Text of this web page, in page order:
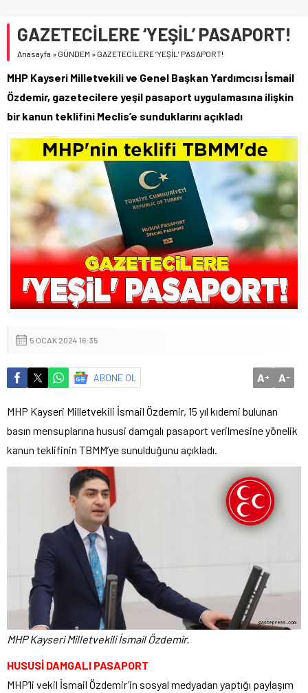
GAZETECİLERE ‘YEŞİL’ PASAPORT!
Anasayfa » GÜNDEM » GAZETECİLERE ‘YEŞİL’ PASAPORT!
MHP Kayseri Milletvekili ve Genel Başkan Yardımcısı İsmail
Özdemir, gazetecilere yeşil pasaport uygulamasına ilişkin
bir kanun teklifini Meclis’e sunduklarını açıkladı
5 OCAK 2024 16:35
ABONE OL A+ A-
MHP Kayseri Milletvekili İsmail Özdemir, 15 yıl kıdemi bulunan
basın mensuplarına hususi damgalı pasaport verilmesine yönelik
kanun teklifinin TBMM’ye sunulduğunu açıkladı.
MHP Kayseri Milletvekili İsmail Özdemir.
HUSUSİ DAMGALI PASAPORT
MHP’li vekil İsmail Özdemir’in sosyal medyadan yaptığı paylaşım